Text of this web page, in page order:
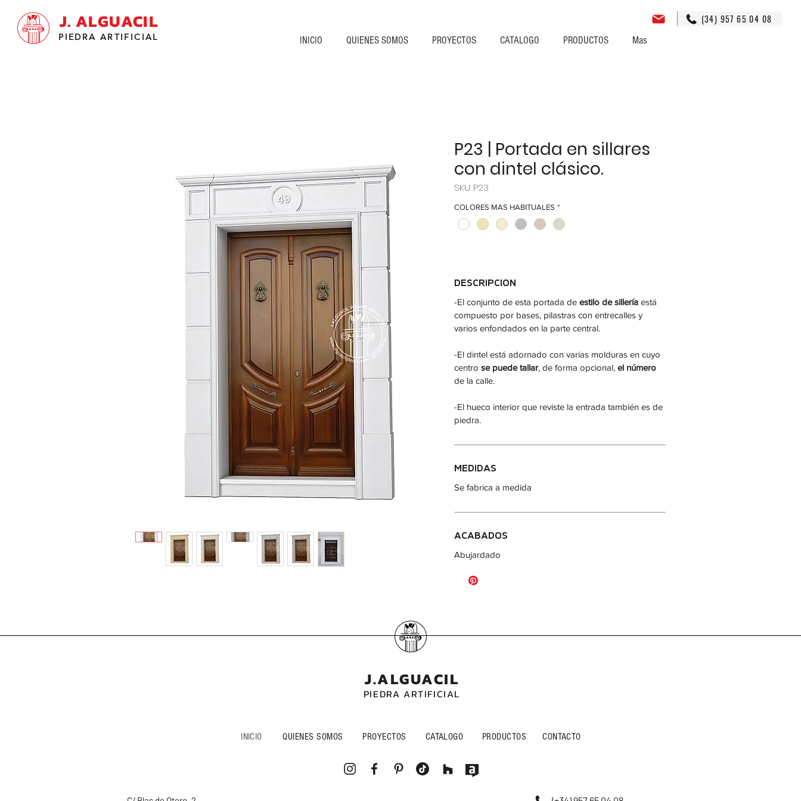
J. ALGUACIL
PIEDRA ARTIFICIAL INICIO QUIENES SOMOS PROYECTOS CATALOGO PRODUCTOS Mas
(34) 957 65 04 08
P23 | Portada en sillares
con dintel clásico.
SKU: P23
COLORES MAS HABITUALES *
DESCRIPCION
-El conjunto de esta portada de estilo de sillería está
compuesto por bases, pilastras con entrecalles y
varios enfondados en la parte central.
-El dintel está adornado con varias molduras en cuyo
centro se puede tallar, de forma opcional, el número
de la calle.
-El hueco interior que reviste la entrada también es de
piedra.
MEDIDAS
Se fabrica a medida
ACABADOS
Abujardado
J.ALGUACIL
PIEDRA ARTIFICIAL
INICIO QUIENES SOMOS PROYECTOS CATALOGO PRODUCTOS CONTACTO